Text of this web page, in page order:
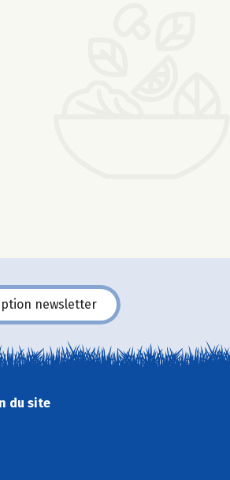
newsletter
du site